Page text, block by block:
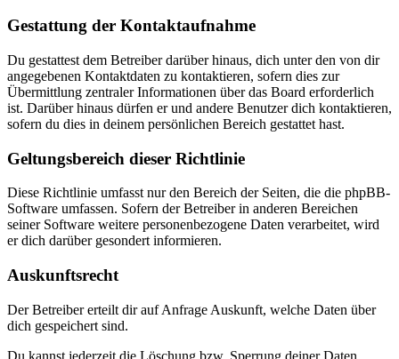
Gestattung der Kontaktaufnahme
Du gestattest dem Betreiber darüber hinaus, dich unter den von dir
angegebenen Kontaktdaten zu kontaktieren, sofern dies zur
Übermittlung zentraler Informationen über das Board erforderlich
ist. Darüber hinaus dürfen er und andere Benutzer dich kontaktieren,
sofern du dies in deinem persönlichen Bereich gestattet hast.
Geltungsbereich dieser Richtlinie
Diese Richtlinie umfasst nur den Bereich der Seiten, die die phpBB-
Software umfassen. Sofern der Betreiber in anderen Bereichen
seiner Software weitere personenbezogene Daten verarbeitet, wird
er dich darüber gesondert informieren.
Auskunftsrecht
Der Betreiber erteilt dir auf Anfrage Auskunft, welche Daten über
dich gespeichert sind.
Du kannst jederzeit die Löschung bzw. Sperrung deiner Daten